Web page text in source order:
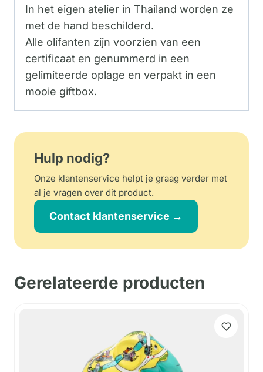
In het eigen atelier in Thailand worden ze
met de hand beschilderd.
Alle olifanten zijn voorzien van een
certificaat en genummerd in een
gelimiteerde oplage en verpakt in een
mooie giftbox.
Hulp nodig?
Onze klantenservice helpt je graag verder met
al je vragen over dit product.
Contact klantenservice →
Gerelateerde producten